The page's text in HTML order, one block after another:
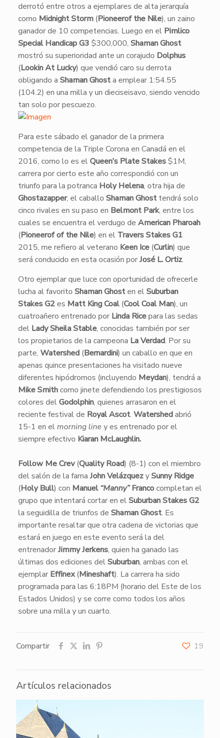
derrotó entre otros a ejemplares de alta jerarquía
como Midnight Storm(Pioneerof the Nile), un zaino
ganador de 10 competencias. Luego en el Pimlico
Special Handicap G3 $300,000, Shaman Ghost
mostró su superioridad ante un corajudo Dolphus
(Lookin At Lucky) que vendió caro su derrota
obligando a Shaman Ghosta emplear 1:54.55
(104.2) en una milla y un dieciseisavo, siendo vencido
tan solo por pescuezo.
​Para este sábado el ganador de la primera
competencia de la Triple Corona en Canadá en el
2016, como lo es elQueen’s Plate Stakes$1M,
carrera por cierto este año correspondió con un
triunfo para la potranca Holy Helena, otra hija de
Ghostazapper, el caballo Shaman Ghosttendrá solo
cinco rivales en su paso en Belmont Park, entre los
cuales se encuentra el verdugo de American Pharoah
(Pioneerof of the Nile) en el Travers Stakes G1
2015, me refiero al veterano Keen Ice(Curlin) que
será conducido en esta ocasión porJosé L. Ortiz.
Otro ejemplar que luce con oportunidad de ofrecerle
lucha al favorito Shaman Ghosten elSuburban
Stakes G2es Matt King Coal(Cool Coal Man), un
cuatroañero entrenado por Linda Ricepara las sedas
del Lady Sheila Stable, conocidas también por ser
los propietarios de la campeona La Verdad. Por su
parte, Watershed(Bernardini) un caballo en que en
apenas quince presentaciones ha visitado nueve
diferentes hipódromos (incluyendo Meydan), tendrá a
Mike Smithcomo jinete defendiendo los prestigiosos
colores delGodolphin, quienes arrasaron en el
reciente festival de Royal Ascot. Watershedabrió
15-1 en elmorning line y es entrenado por el
siempre efectivo Kiaran McLaughlin.
Follow Me Crev(Quality Road) (8-1) con el miembro
del salón de la fama John VelázquezySunny Ridge
(Holy Bull) con Manuel “Manny”Francocompletan el
grupo que intentará cortar en elSuburban Stakes G2
la seguidilla de triunfos de Shaman Ghost. Es
importante resaltar que otra cadena de victorias que
estará en juego en este evento será la del
entrenadorJimmy Jerkens, quien ha ganado las
últimas dos ediciones delSuburban, ambas con el
ejemplar Effinex(Mineshaft). La carrera ha sido
programada para las 6:18PM (horario del Este de los
Estados Unidos) y se corre como todos los años
sobre una milla y un cuarto.
Compartir 19
Artículos relacionados